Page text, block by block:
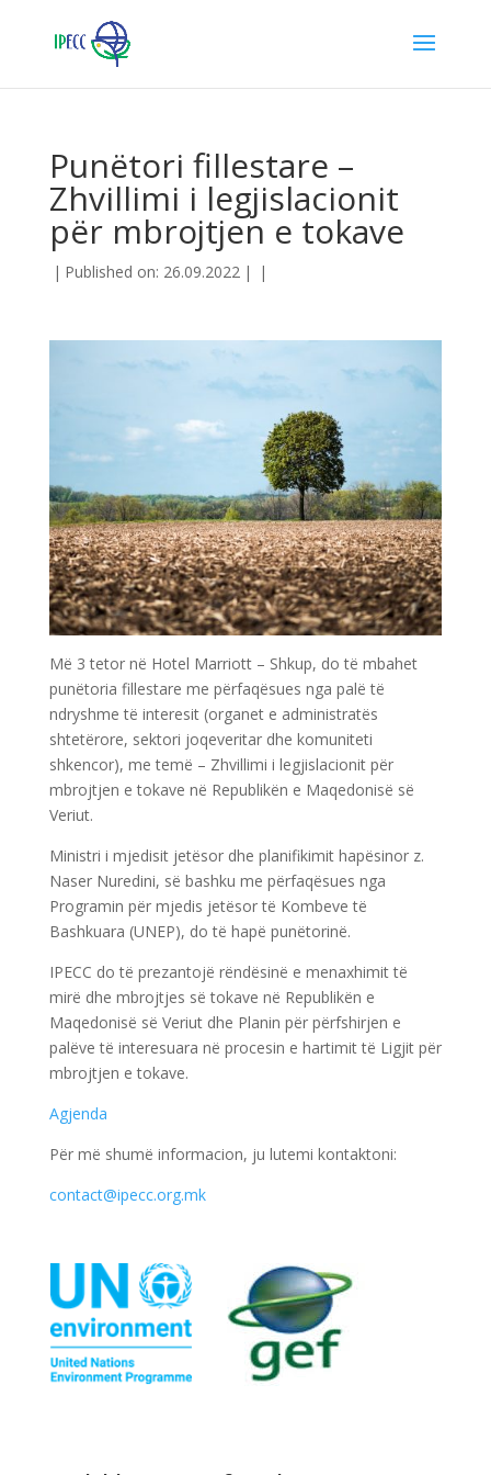
Punëtori fillestare –
Zhvillimi i legjislacionit
për mbrojtjen e tokave
| Published on: 26.09.2022 | |
Më 3 tetor në Hotel Marriott – Shkup, do të mbahet
punëtoria fillestare me përfaqësues nga palë të
ndryshme të interesit (organet e administratës
shtetërore, sektori joqeveritar dhe komuniteti
shkencor), me temë – Zhvillimi i legjislacionit për
mbrojtjen e tokave në Republikën e Maqedonisë së
Veriut.
Ministri i mjedisit jetësor dhe planifikimit hapësinor z.
Naser Nuredini, së bashku me përfaqësues nga
Programin për mjedis jetësor të Kombeve të
Bashkuara (UNEP), do të hapë punëtorinë.
IPECC do të prezantojë rëndësinë e menaxhimit të
mirë dhe mbrojtjes së tokave në Republikën e
Maqedonisë së Veriut dhe Planin për përfshirjen e
palëve të interesuara në procesin e hartimit të Ligjit për
mbrojtjen e tokave.
Agjenda
Për më shumë informacion, ju lutemi kontaktoni:
contact@ipecc.org.mk